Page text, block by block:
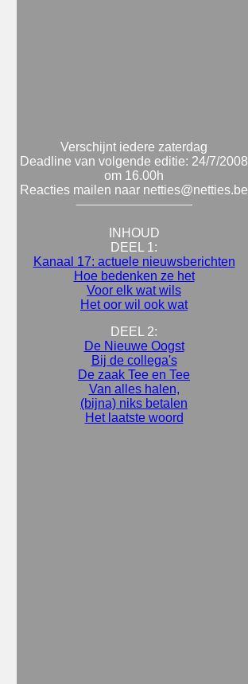
Verschijnt iedere zaterdag
Deadline van volgende editie: 24/7/2008
om 16.00h
Reacties mailen naar netties@netties.be
INHOUD
DEEL 1:
Kanaal 17: actuele nieuwsberichten
Hoe bedenken ze het
Voor elk wat wils
Het oor wil ook wat
DEEL 2:
De Nieuwe Oogst
Bij de collega's
De zaak Tee en Tee
Van alles halen,
(bijna) niks betalen
Het laatste woord